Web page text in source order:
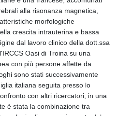
IMP 0.859288
INR 109.992259
IQD 1515.115748
IRR
1590322.371805
ISK 142.598215
JEP 0.859288
JMD 183.583315
JOD 0.819746
JPY 182.445186
KES 148.887592
alla risonanza magnetica,
morfologiche
crescita intrauterina e bassa
dal lavoro clinico della dott.ssa
Oasi di Troina su una
con più persone affette da
sono stati successivamente
italiana seguita presso lo
con altri ricercatori, in una
è stata la combinazione tra